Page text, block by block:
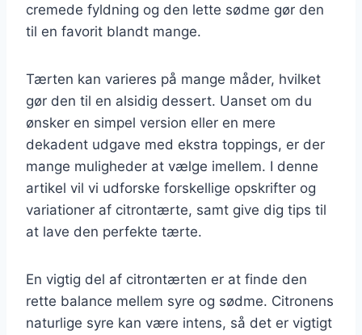
cremede fyldning og den lette sødme gør den
til en favorit blandt mange.
Tærten kan varieres på mange måder, hvilket
gør den til en alsidig dessert. Uanset om du
ønsker en simpel version eller en mere
dekadent udgave med ekstra toppings, er der
mange muligheder at vælge imellem. I denne
artikel vil vi udforske forskellige opskrifter og
variationer af citrontærte, samt give dig tips til
at lave den perfekte tærte.
En vigtig del af citrontærten er at finde den
rette balance mellem syre og sødme. Citronens
naturlige syre kan være intens, så det er vigtigt